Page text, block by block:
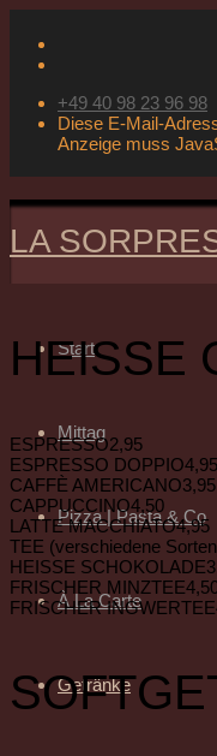
+49 40 98 23 96 98
Diese E-Mail-
Anzeige muss
LA
Start
Mittag
Pizza | Pasta & Co
À La Carte
Getränke
HEISSE
ESPRESSO2,95
ESPRESSO DOPPIO4,95
CAFFÈ AMERICANO3,95
CAPPUCCINO4,50
LATTE MACCHIATO4,95
TEE (verschiedene
HEISSE SCHOKOLADE
FRISCHER MINZTEE
FRISCHER INGWERTEE